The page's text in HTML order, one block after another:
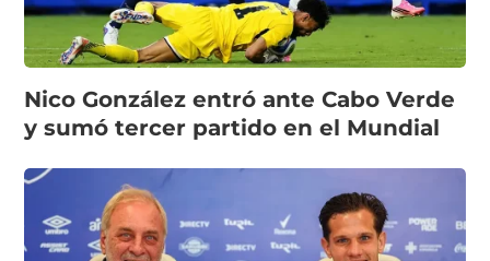
Nico González entró ante Cabo Verde
y sumó tercer partido en el Mundial